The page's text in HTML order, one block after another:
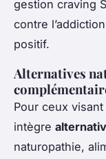
gestion craving
contre
positif.
Alternatives
Pour ceux
intègre
naturopathie,